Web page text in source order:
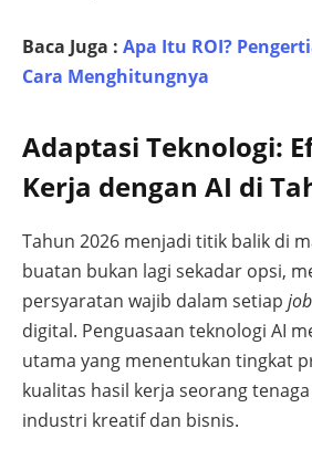
Baca Juga : Apa Itu ROI?
Cara Menghitungnya
Adaptasi Teknologi:
Kerja dengan AI di
Tahun 2026 menjadi titik balik di
buatan bukan lagi sekadar opsi,
persyaratan wajib dalam setiap
digital. Penguasaan teknologi AI
utama yang menentukan tingkat
kualitas hasil kerja seorang
industri kreatif dan bisnis.